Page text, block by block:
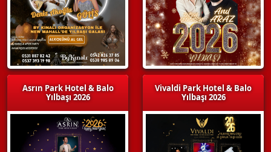
Asrın Park Hotel & Balo
Yılbaşı 2026
Vivaldi Park Hotel & Balo
Yılbaşı 2026